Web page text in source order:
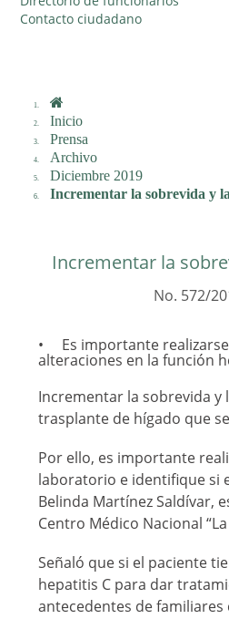
Contacto ciudadano
Inicio
Prensa
Archivo
Diciembre 2019
Incrementar la sobrevida y
Incrementar la
No. 572/
Es importante
alteraciones en la función
Incrementar la sobrevida y
trasplante de hígado que
Por ello, es importante
laboratorio e identifique si
Belinda Martínez Saldívar,
Centro Médico Nacional “La
Señaló que si el paciente
hepatitis C para dar
antecedentes de